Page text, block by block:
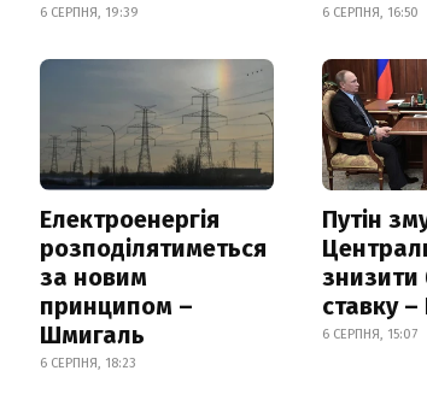
6 СЕРПНЯ, 19:39 6 СЕРПНЯ, 16:50
Електроенергія
розподілятиметься
за новим
принципом –
Шмигаль
6 СЕРПНЯ, 18:23
Путін
знизити
ставку
6 СЕРПНЯ, 15:07